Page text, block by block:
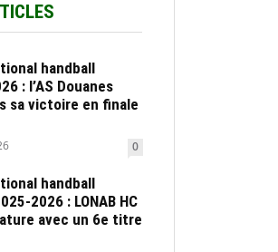
handball
: l’AS Douanes
sa victoire en finale
0
handball
2026 : LONAB HC
avec un 6e titre